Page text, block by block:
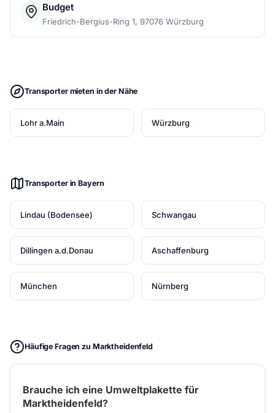
Budget
Friedrich-Bergius-Ring 1, 97076 Würzburg
Transporter mieten in der Nähe
Lohr a.Main Würzburg
Transporter in Bayern
Lindau (Bodensee) Schwangau
Dillingen a.d.Donau Aschaffenburg
München Nürnberg
Häufige Fragen zu Marktheidenfeld
Brauche ich eine Umweltplakette für
Marktheidenfeld?